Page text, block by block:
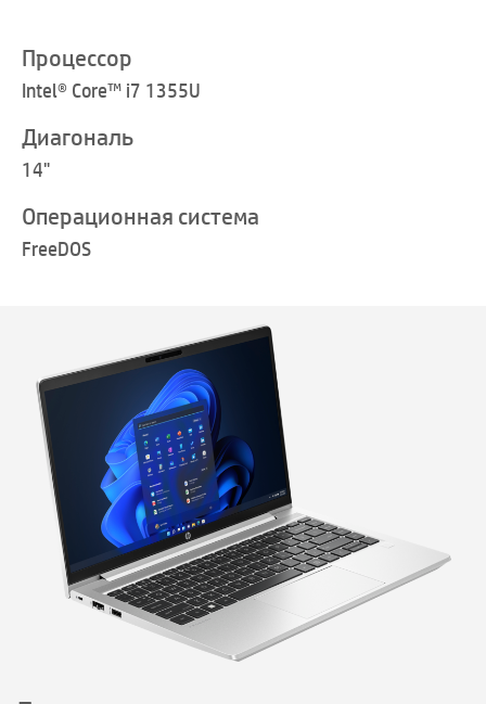
Процессор
Intel® Core™ i7 1355U
Диагональ
14"
Операционная система
FreeDOS